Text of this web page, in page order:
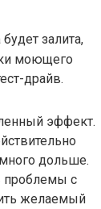
залита,
моющего
драйв.
эффект.
дольше.
проблемы с
желаемый